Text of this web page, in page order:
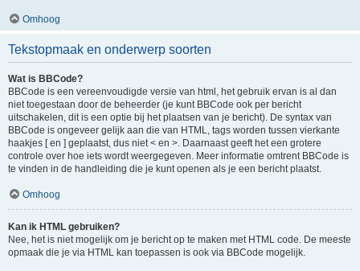
Omhoog
Tekstopmaak en onderwerp soorten
Wat is BBCode?
BBCode is een vereenvoudigde versie van html, het gebruik ervan is al dan
niet toegestaan door de beheerder (je kunt BBCode ook per bericht
uitschakelen, dit is een optie bij het plaatsen van je bericht). De syntax van
BBCode is ongeveer gelijk aan die van HTML, tags worden tussen vierkante
haakjes [ en ] geplaatst, dus niet < en >. Daarnaast geeft het een grotere
controle over hoe iets wordt weergegeven. Meer informatie omtrent BBCode is
te vinden in de handleiding die je kunt openen als je een bericht plaatst.
Omhoog
Kan ik HTML gebruiken?
Nee, het is niet mogelijk om je bericht op te maken met HTML code. De meeste
opmaak die je via HTML kan toepassen is ook via BBCode mogelijk.